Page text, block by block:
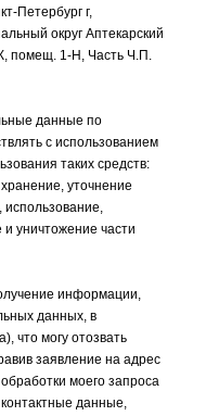
Петербург г,
округ Аптекарский
помещ. 1-Н, Часть Ч.П.
данные по
с использованием
таких средств:
уточнение
уничтожение части
информации,
данных, в
что могу отозвать
заявление на адрес
моего запроса
контактные данные,